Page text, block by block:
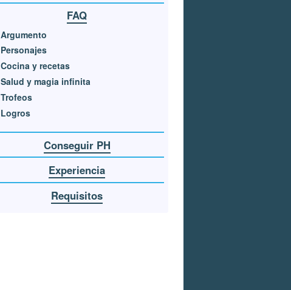
FAQ
Argumento
Personajes
Cocina y recetas
Salud y magia infinita
Trofeos
Logros
Conseguir PH
Experiencia
Requisitos